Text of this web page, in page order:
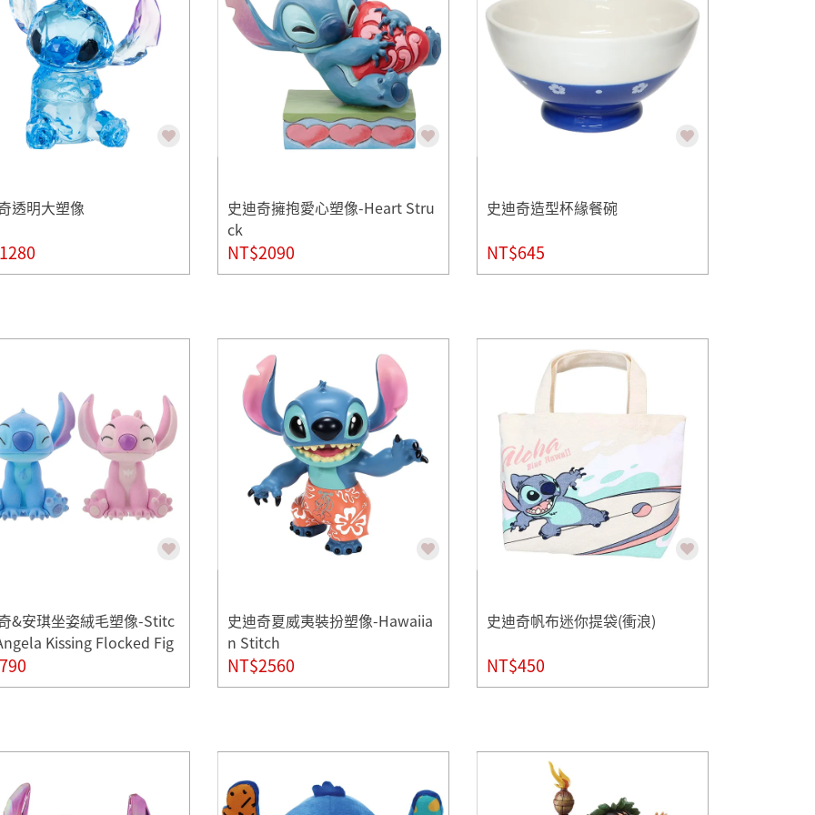
透明大塑像
史迪奇擁抱愛心塑像-Heart Stru
ck
NT$2090
史迪奇造型杯緣餐碗
NT$645
&安琪坐姿絨毛塑像-Stitc
Kissing Flocked Fig
史迪奇夏威夷裝扮塑像-Hawaiia
n Stitch
NT$2560
史迪奇帆布迷你提袋(衝浪)
NT$450